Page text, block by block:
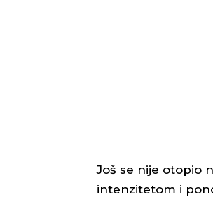
Još se nije otopio
intenzitetom i